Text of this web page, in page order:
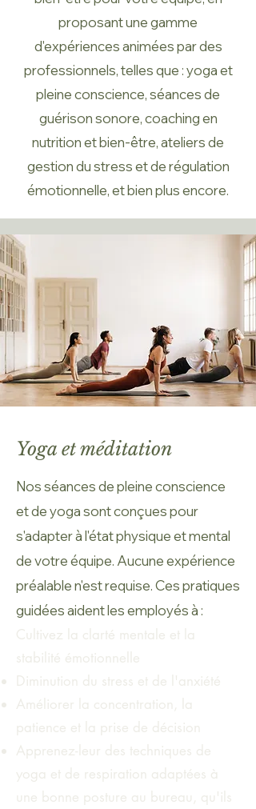
proposant une gamme
d'expériences animées par des
professionnels, telles que : yoga et
pleine conscience, séances de
guérison sonore, coaching en
nutrition et bien-être, ateliers de
gestion du stress et de régulation
émotionnelle, et bien plus encore.
Yoga et méditation
Nos séances de pleine conscience
et de yoga sont conçues pour
s'adapter à l'état physique et mental
de votre équipe. Aucune expérience
préalable n'est requise. Ces pratiques
guidées aident les employés à :
Cultivez la clarté mentale et la
stabilité émotionnelle
Diminution du stress et de l'anxiété
Améliorer la concentration, la
patience et la prise de décision
Apprenez-leur des techniques de
yoga et de respiration adaptées à
une bonne posture au bureau, qu'ils